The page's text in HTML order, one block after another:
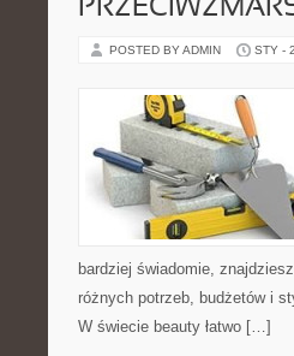
POSTED BY ADMIN STY -
bardziej świadomie,
różnych potrzeb, budżetów i
W świecie beauty łatwo […]